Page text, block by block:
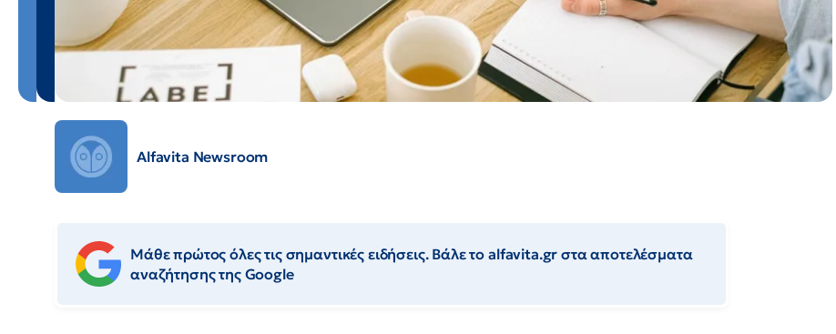
Alfavita Newsroom
Μάθε πρώτος όλες τις σημαντικές ειδήσεις. Βάλε το alfavita.gr στα αποτελέσματα
αναζήτησης της Google